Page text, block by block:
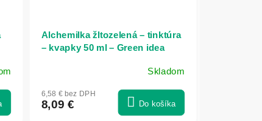
Alchemilka žltozelená – tinktúra
– kvapky 50 ml – Green idea
Skladom
6,58 € bez DPH
8,09 € Do košíka